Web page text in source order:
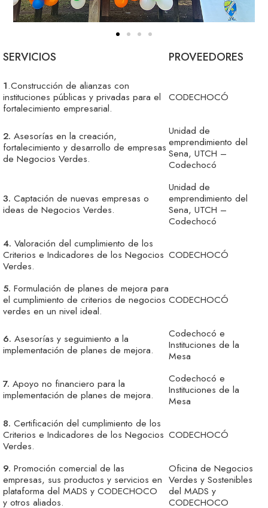
SERVICIOS PROVEEDORES
1.Construcción de alianzas con
instituciones públicas y privadas para el
fortalecimiento empresarial.
CODECHOCÓ
2. Asesorías en la creación,
fortalecimiento y desarrollo de empresas
de Negocios Verdes.
Unidad de
emprendimiento del
Sena, UTCH –
Codechocó
3. Captación de nuevas empresas o
ideas de Negocios Verdes.
Unidad de
emprendimiento del
Sena, UTCH –
Codechocó
4. Valoración del cumplimiento de los
Criterios e Indicadores de los Negocios
Verdes.
CODECHOCÓ
5. Formulación de planes de mejora para
el cumplimiento de criterios de negocios
verdes en un nivel ideal.
CODECHOCÓ
6. Asesorías y seguimiento a la
implementación de planes de mejora.
Codechocó e
Instituciones de la
Mesa
7. Apoyo no financiero para la
implementación de planes de mejora.
Codechocó e
Instituciones de la
Mesa
8. Certificación del cumplimiento de los
Criterios e Indicadores de los Negocios
Verdes.
CODECHOCÓ
9. Promoción comercial de las
empresas, sus productos y servicios en
plataforma del MADS y CODECHOCO
y otros aliados.
Oficina de Negocios
Verdes y Sostenibles
del MADS y
CODECHOCO